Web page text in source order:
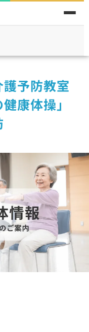
護予防教室
康体操」